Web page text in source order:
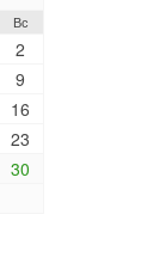
Вс
2
9
16
23
30